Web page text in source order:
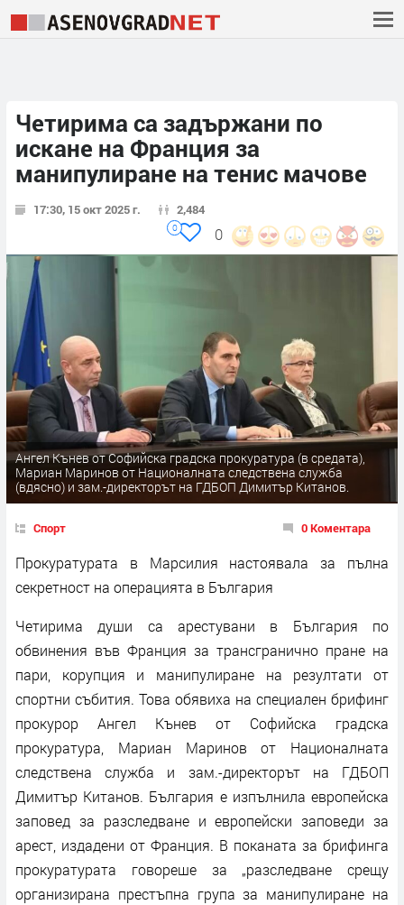
Четирима са задържани по
искане на Франция за
манипулиране на тенис мачове
17:30, 15 окт 2025 г. 2,484
0
0
Ангел Кънев от Софийска градска прокуратура (в средата),
Мариан Маринов от Националната следствена служба
(вдясно) и зам.-директорът на ГДБОП Димитър Китанов.
Спорт 0 Коментара
Прокуратурата в Марсилия настоявала за пълна
секретност на операцията в България
Четирима души са арестувани в България по
обвинения във Франция за трансгранично пране на
пари, корупция и манипулиране на резултати от
спортни събития. Това обявиха на специален брифинг
прокурор Ангел Кънев от Софийска градска
прокуратура, Мариан Маринов от Националната
следствена служба и зам.-директорът на ГДБОП
Димитър Китанов. България е изпълнила европейска
заповед за разследване и европейски заповеди за
арест, издадени от Франция. В поканата за брифинга
прокуратурата говореше за „разследване срещу
организирана престъпна група за манипулиране на